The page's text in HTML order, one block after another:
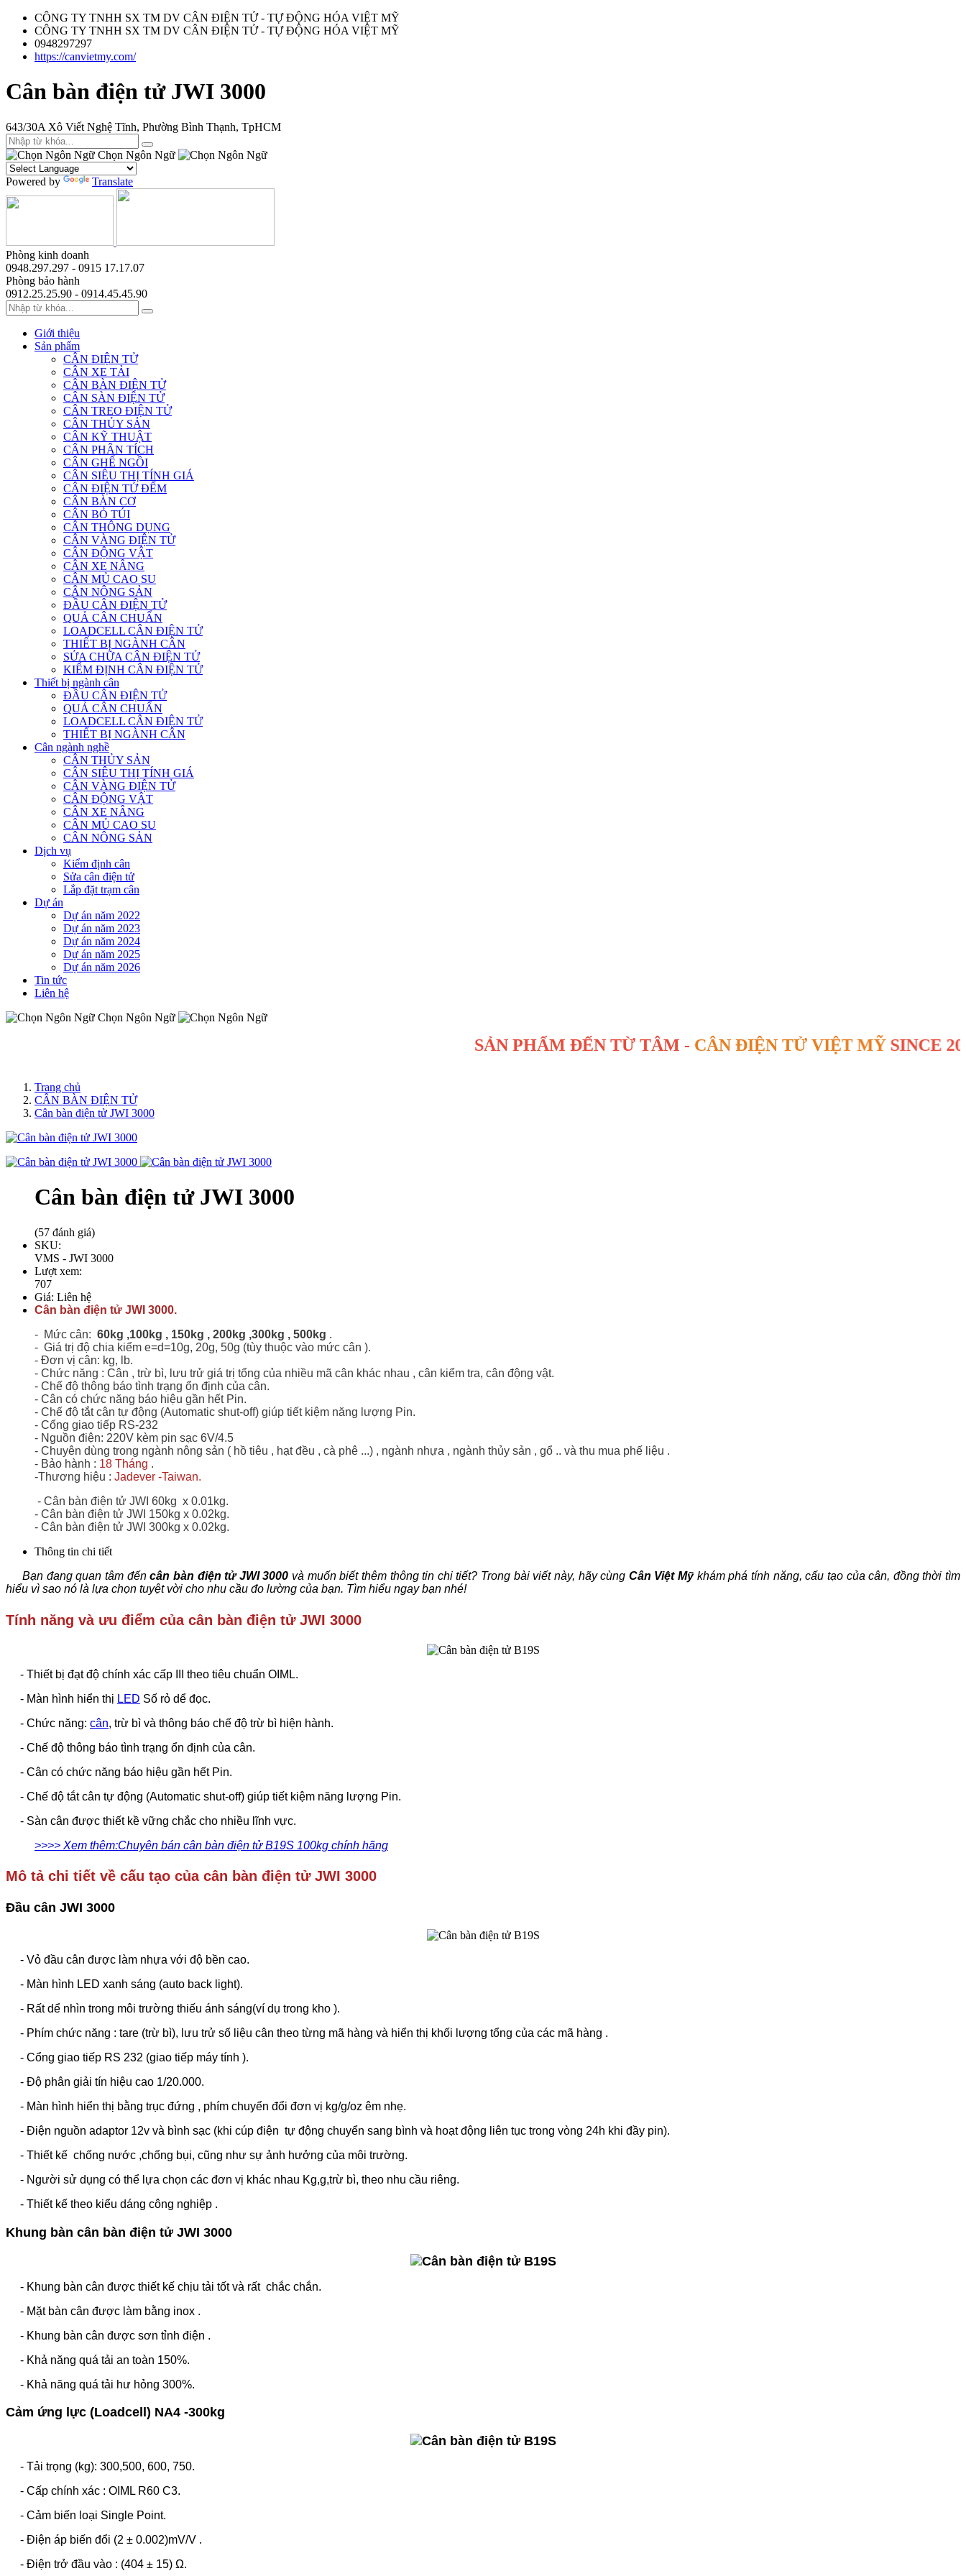
CÔNG TY TNHH SX TM DV CÂN ĐIỆN TỬ - TỰ ĐỘNG HÓA VIỆT MỸ
CÔNG TY TNHH SX TM DV CÂN ĐIỆN TỬ - TỰ ĐỘNG HÓA VIỆT MỸ
0948297297
https://canvietmy.com/
Cân bàn điện tử JWI 3000
643/30A Xô Viết Nghệ Tĩnh, Phường Bình Thạnh, TpHCM
Chọn Ngôn Ngữ
Powered by Translate
Phòng kinh doanh
0948.297.297 - 0915 17.17.07
Phòng bảo hành
0912.25.25.90 - 0914.45.45.90
Giới thiệu
Sản phẩm
CÂN ĐIỆN TỬ
CÂN XE TẢI
CÂN BÀN ĐIỆN TỬ
CÂN SÀN ĐIỆN TỬ
CÂN TREO ĐIỆN TỬ
CÂN THỦY SẢN
CÂN KỸ THUẬT
CÂN PHÂN TÍCH
CÂN GHẾ NGỒI
CÂN SIÊU THỊ TÍNH GIÁ
CÂN ĐIỆN TỬ ĐẾM
CÂN BÀN CƠ
CÂN BỎ TÚI
CÂN THÔNG DỤNG
CÂN VÀNG ĐIỆN TỬ
CÂN ĐỘNG VẬT
CÂN XE NÂNG
CÂN MỦ CAO SU
CÂN NÔNG SẢN
ĐẦU CÂN ĐIỆN TỬ
QUẢ CÂN CHUẨN
LOADCELL CÂN ĐIỆN TỬ
THIẾT BỊ NGÀNH CÂN
SỬA CHỮA CÂN ĐIỆN TỬ
KIỂM ĐỊNH CÂN ĐIỆN TỬ
Thiết bị ngành cân
ĐẦU CÂN ĐIỆN TỬ
QUẢ CÂN CHUẨN
LOADCELL CÂN ĐIỆN TỬ
THIẾT BỊ NGÀNH CÂN
Cân ngành nghề
CÂN THỦY SẢN
CÂN SIÊU THỊ TÍNH GIÁ
CÂN VÀNG ĐIỆN TỬ
CÂN ĐỘNG VẬT
CÂN XE NÂNG
CÂN MỦ CAO SU
CÂN NÔNG SẢN
Dịch vụ
Kiểm định cân
Sửa cân điện tử
Lắp đặt trạm cân
Dự án
Dự án năm 2022
Dự án năm 2023
Dự án năm 2024
Dự án năm 2025
Dự án năm 2026
Tin tức
Liên hệ
Chọn Ngôn Ngữ
SẢN PHẨM ĐẾN TỪ TÂM -CÂN ĐIỆN TỬ VIỆT MỸ SINCE 2007 -
Trang chủ
CÂN BÀN ĐIỆN TỬ
Cân bàn điện tử JWI 3000
Cân bàn điện tử JWI 3000
(57 đánh giá)
SKU:
VMS - JWI 3000
Lượt xem:
707
Giá: Liên hệ
Cân bàn điện tử JWI 3000.
- Mức cân: 60kg ,100kg , 150kg , 200kg ,300kg , 500kg .
- Giá trị độ chia kiểm e=d=10g, 20g, 50g (tùy thuộc vào mức cân ).
- Đơn vị cân: kg, lb.
- Chức năng : Cân , trừ bì, lưu trử giá trị tổng của nhiều mã cân khác nhau , cân kiểm tra, cân động vật.
- Chế độ thông báo tình trạng ổn định của cân.
- Cân có chức năng báo hiệu gần hết Pin.
- Chế độ tắt cân tự động (Automatic shut-off) giúp tiết kiệm năng lượng Pin.
- Cổng giao tiếp RS-232
- Nguồn điện: 220V kèm pin sạc 6V/4.5
- Chuyên dùng trong ngành nông sản ( hồ tiêu , hạt đều , cà phê ...) , ngành nhựa , ngành thủy sản , gổ .. và thu mua phế liệu .
- Bảo hành : 18 Tháng .
-Thương hiệu : Jadever -Taiwan.
- Cân bàn điện tử JWI 60kg x 0.01kg.
- Cân bàn điện tử JWI 150kg x 0.02kg.
- Cân bàn điện tử JWI 300kg x 0.02kg.
Thông tin chi tiết
Bạn đang quan tâm đếncân bàn điện tử JWI 3000 và muốn biết thêm thông tin chi tiết? Trong bài viết này, hãy cùng Cân Việt Mỹkhám phá tính năng, cấu tạo của cân, đồng thời tìm
hiểu vì sao nó là lựa chọn tuyệt vời cho nhu cầu đo lường của bạn. Tìm hiểu ngay bạn nhé!
Tính năng và ưu điểm của cân bàn điện tử JWI 3000
- Thiết bị đạt độ chính xác cấp III theo tiêu chuẩn OIML.
- Màn hình hiển thị LED Số rỏ dể đọc.
- Chức năng: cân, trừ bì và thông báo chế độ trừ bì hiện hành.
- Chế độ thông báo tình trạng ổn định của cân.
- Cân có chức năng báo hiệu gần hết Pin.
- Chế độ tắt cân tự động (Automatic shut-off) giúp tiết kiệm năng lượng Pin.
- Sàn cân được thiết kề vững chắc cho nhiều lĩnh vực.
>>>> Xem thêm:Chuyên bán cân bàn điện tử B19S 100kg chính hãng
Mô tả chi tiết về cấu tạo của cân bàn điện tử JWI 3000
Đầu cân JWI 3000
- Vỏ đầu cân được làm nhựa với độ bền cao.
- Màn hình LED xanh sáng (auto back light).
- Rất dể nhìn trong môi trường thiếu ánh sáng(ví dụ trong kho ).
- Phím chức năng : tare (trừ bì), lưu trử số liệu cân theo từng mã hàng và hiển thị khối lượng tổng của các mã hàng .
- Cổng giao tiếp RS 232 (giao tiếp máy tính ).
- Độ phân giải tín hiệu cao 1/20.000.
- Màn hình hiển thị bằng trục đứng , phím chuyển đổi đơn vị kg/g/oz êm nhẹ.
- Điện nguồn adaptor 12v và bình sạc (khi cúp điện tự động chuyển sang bình và hoạt động liên tục trong vòng 24h khi đầy pin).
- Thiết kế chống nước ,chống bụi, cũng như sự ảnh hưởng của môi trường.
- Người sử dụng có thể lựa chọn các đơn vị khác nhau Kg,g,trừ bì, theo nhu cầu riêng.
- Thiết kế theo kiểu dáng công nghiệp .
Khung bàn cân bàn điện tử JWI 3000
- Khung bàn cân được thiết kế chịu tải tốt và rất chắc chắn.
- Mặt bàn cân được làm bằng inox .
- Khung bàn cân được sơn tỉnh điện .
- Khả năng quá tải an toàn 150%.
- Khả năng quá tải hư hỏng 300%.
Cảm ứng lực (Loadcell) NA4 -300kg
- Tải trọng (kg): 300,500, 600, 750.
- Cấp chính xác : OIML R60 C3.
- Cảm biến loại Single Point.
- Điện áp biến đổi (2 ± 0.002)mV/V .
- Điện trở đầu vào : (404 ± 15) Ω.